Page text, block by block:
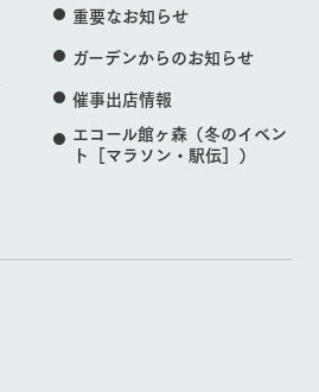
重要なお知らせ
ガーデンからのお知らせ
催事出店情報
エコール館ヶ森（冬のイベン
ト［マラソン・駅伝］）